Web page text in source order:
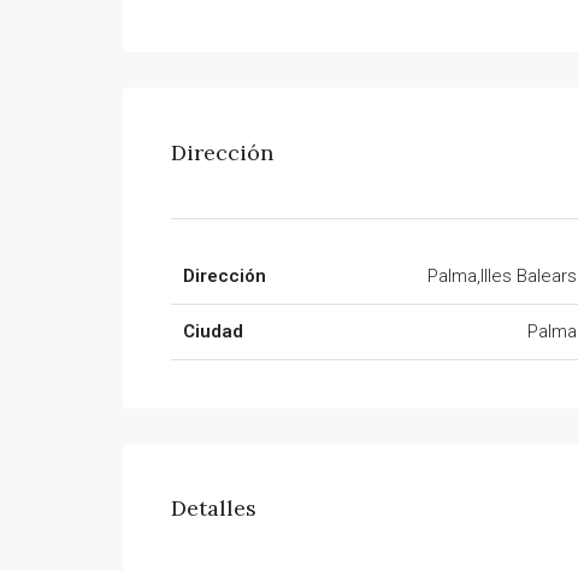
Dirección
Dirección Palma,Illes Balears
Ciudad Palma
Detalles